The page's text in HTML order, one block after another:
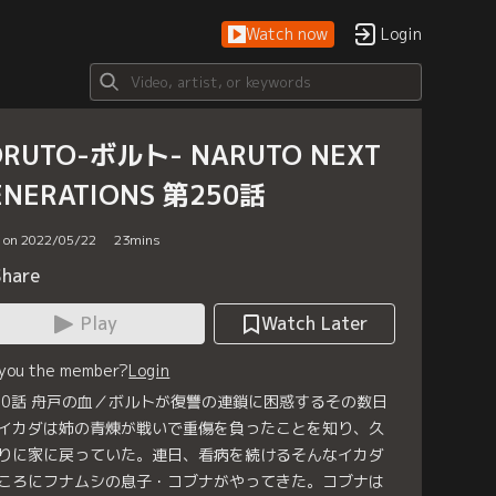
Watch now Login
ボルト- NARUTO NEXT
第250話
2022/05/22 23mins
Play
Watch Later
the member?Login
話 舟戸の血／ボルトが復讐の連鎖に困惑するその数日
カダは姉の青煉が戦いで重傷を負ったことを知り、久
に家に戻っていた。連日、看病を続けるそんなイカダ
ろにフナムシの息子・コブナがやってきた。コブナは